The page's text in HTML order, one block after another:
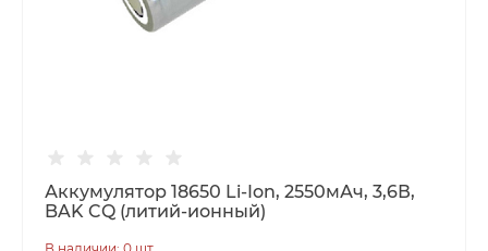
Аккумулятор 18650 Li-Ion, 2550мАч, 3,6В,
BAK CQ (литий-ионный)